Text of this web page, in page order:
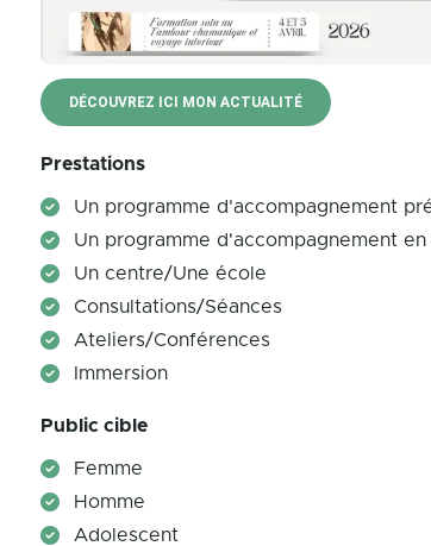
DÉCOUVREZ ICI MON ACTUALITÉ
Prestations
Un programme d'accompagnement
Un programme d'accompagnement en
Un centre/Une école
Consultations/Séances
Ateliers/Conférences
Immersion
Public cible
Femme
Homme
Adolescent